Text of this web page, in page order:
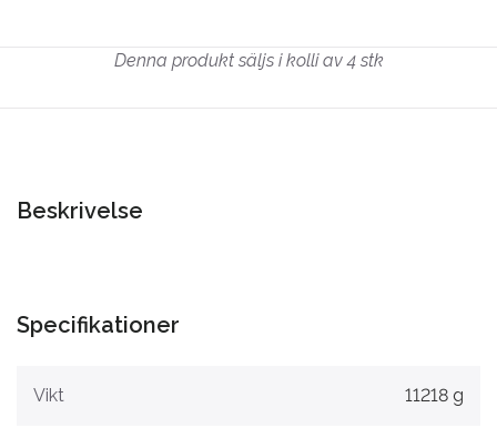
Denna produkt säljs i kolli av 4 stk
Beskrivelse
Specifikationer
Vikt 11218 g